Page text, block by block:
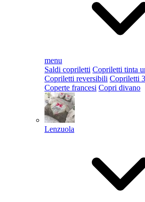
menu
Saldi copriletti Copriletti tinta
Copriletti reversibili Copriletti
Coperte francesi Copri divano
Lenzuola